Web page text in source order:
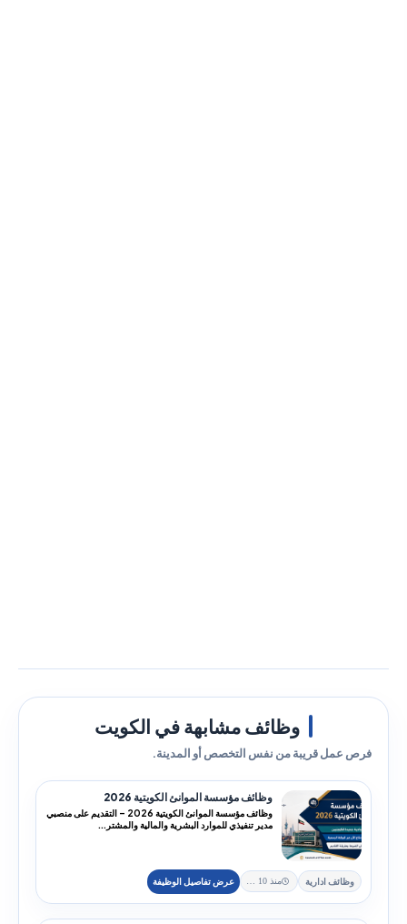
وظائف مشابهة في الكويت
فرص عمل قريبة من نفس التخصص أو المدينة.
وظائف مؤسسة الموانئ الكويتية 2026
وظائف مؤسسة الموانئ الكويتية 2026 – التقديم على منصبي
مدير تنفيذي للموارد البشرية والمالية والمشتر...
وظائف ادارية منذ 10 يوم